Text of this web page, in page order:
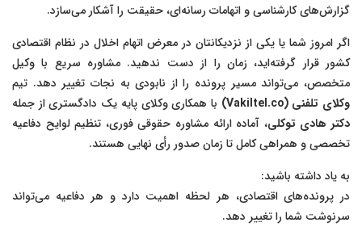
گزارش‌های کارشناسی و اتهامات رسانه‌ای، حقیقت را آشکار می‌سازد.
اگر امروز شما یا یکی از نزدیکانتان در معرض اتهام اخلال در نظام اقتصادی
کشور قرار گرفته‌اید، زمان را از دست ندهید. مشاوره سریع با وکیل
متخصص، می‌تواند مسیر پرونده را از نابودی به نجات تغییر دهد. تیم
وکلای تلفنی (Vakiltel.co)
با همکاری وکلای پایه یک دادگستری از جمله
دکتر هادی توکلی، آماده ارائه مشاوره حقوقی فوری، تنظیم لوایح دفاعیه
تخصصی و همراهی کامل تا زمان صدور رأی نهایی هستند.
به یاد داشته باشید:
در پرونده‌های اقتصادی، هر لحظه اهمیت دارد و هر دفاعیه می‌تواند
سرنوشت شما را تغییر دهد.